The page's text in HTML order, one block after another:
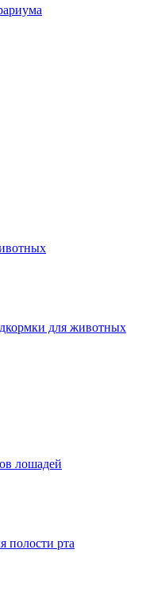
для животных
лошадей
полости рта